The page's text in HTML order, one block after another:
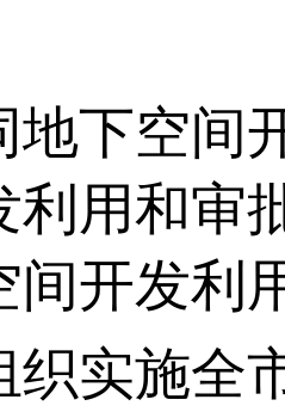
地下空间
利用和审
间开发利
织实施